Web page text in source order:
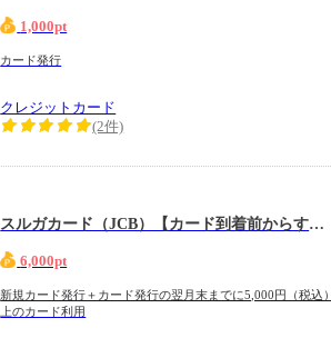
1,000pt
カード発行
クレジットカード
(2件)
スルガカード（JCB）【カード到着前からすぐに使える】
6,000pt
新規カード発行＋カード発行の翌月末までに5,000円（税込
上のカード利用